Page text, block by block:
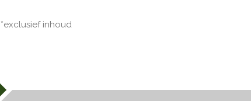
*exclusief inhoud